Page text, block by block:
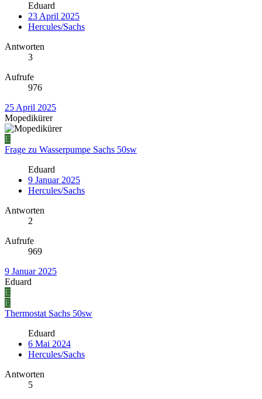
Eduard
23 April 2025
Hercules/Sachs
Antworten
3
Aufrufe
976
25 April 2025
Mopedikürer
E
Frage zu Wasserpumpe Sachs 50sw
Eduard
9 Januar 2025
Hercules/Sachs
Antworten
2
Aufrufe
969
9 Januar 2025
Eduard
E
E
Thermostat Sachs 50sw
Eduard
6 Mai 2024
Hercules/Sachs
Antworten
5